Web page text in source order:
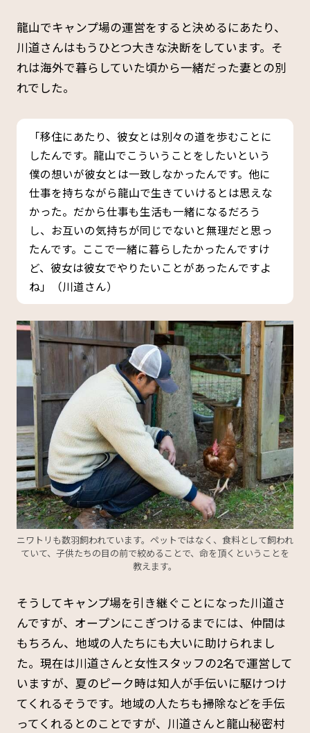
龍山でキャンプ場の運営をすると決めるにあたり、
川道さんはもうひとつ大きな決断をしています。そ
れは海外で暮らしていた頃から一緒だった妻との別
れでした。
「移住にあたり、彼女とは別々の道を歩むことに
したんです。龍山でこういうことをしたいという
僕の想いが彼女とは一致しなかったんです。他に
仕事を持ちながら龍山で生きていけるとは思えな
かった。だから仕事も生活も一緒になるだろう
し、お互いの気持ちが同じでないと無理だと思っ
たんです。ここで一緒に暮らしたかったんですけ
ど、彼女は彼女でやりたいことがあったんですよ
ね」（川道さん）
ニワトリも数羽飼われています。ペットではなく、食料として飼われ
ていて、子供たちの目の前で絞めることで、命を頂くということを
教えます。
そうしてキャンプ場を引き継ぐことになった川道さ
んですが、オープンにこぎつけるまでには、仲間は
もちろん、地域の人たちにも大いに助けられまし
た。現在は川道さんと女性スタッフの2名で運営して
いますが、夏のピーク時は知人が手伝いに駆けつけ
てくれるそうです。地域の人たちも掃除などを手伝
ってくれるとのことですが、川道さんと龍山秘密村